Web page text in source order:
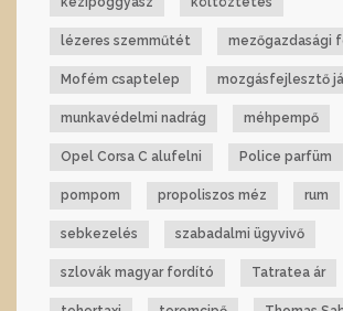
lézeres szemműtét mezőgazdasági
Mofém csaptelep mozgásfejlesztő
munkavédelmi nadrág méhpempő
Opel Corsa C alufelni Police parfüm
pompom propoliszos méz rum
sebkezelés szabadalmi ügyvivő
szlovák magyar fordító Tatratea ár